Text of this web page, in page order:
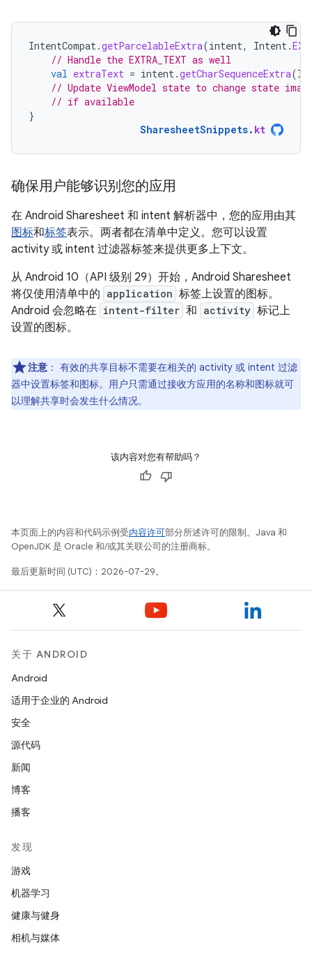
IntentCompat.getParcelableExtra(intent, Intent.
// Handle the EXTRA_TEXT as well
val extraText = intent.getCharSequenceExtra(
// Update ViewModel state to change state image
// if available
}
SharesheetSnippets. kt
确保用户能够识别您的应用
在 Android Sharesheet 和 intent 解析器中，您的应用由其
图标和标签表示。两者都在清单中定义。您可以设置
activity 或 intent 过滤器标签来提供更多上下文。
从 Android 10（API 级别 29）开始，Android Sharesheet
将仅使用清单中的 application 标签上设置的图标。
Android 会忽略在 intent-filter 和 activity 标记上
设置的图标。
注意 ： 有效的共享目标不需要在相关的 activity 或 intent 过滤
器中设置标签和图标。用户只需通过接收方应用的名称和图标就可
以理解共享时会发生什么情况。
该内容对您有帮助吗？
本页面上的内容和代码示例受内容许可部分所述许可的限制。Java 和
OpenJDK 是 Oracle 和/或其关联公司的注册商标。
最后更新时间 (UTC)：2026-07-29。
关于 ANDROID
Android
适用于企业的 Android
安全
源代码
新闻
博客
播客
发现
游戏
机器学习
健康与健身
相机与媒体